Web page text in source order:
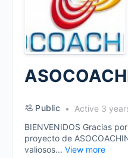
Public
Active 3
BIENVENIDOS Gracias
proyecto de
valiosos... View more